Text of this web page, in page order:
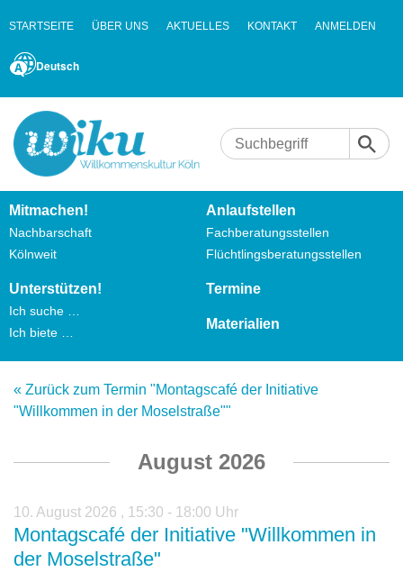
STARTSEITE ÜBER UNS AKTUELLES KONTAKT ANMELDEN
Deutsch
Mitmachen!
Nachbarschaft
Kölnweit
Anlaufstellen
Fachberatungsstellen
Flüchtlingsberatungsstellen
Unterstützen!
Ich suche …
Ich biete …
Termine
Materialien
« Zurück zum Termin "Montagscafé der Initiative
"Willkommen in der Moselstraße""
August 2026
10. August 2026 , 15:30 - 18:00 Uhr
Montagscafé der Initiative "Willkommen in
der Moselstraße"